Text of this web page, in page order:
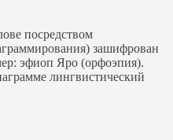
посредством
зашифрован
эфиоп Яро (орфоэпия).
лингвистический